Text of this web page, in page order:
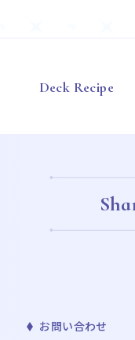
Deck Recipe
お問い合わせ